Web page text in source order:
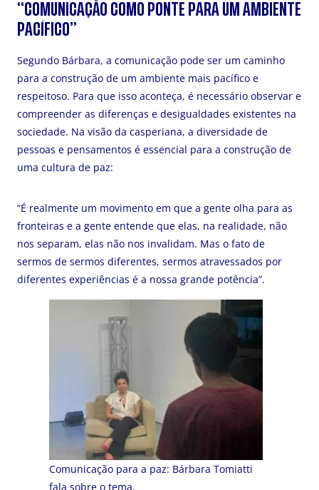
“COMUNICAÇÃO COMO PONTE PARA UM AMBIENTE
PACÍFICO”
Segundo Bárbara, a comunicação pode ser um caminho
para a construção de um ambiente mais pacífico e
respeitoso. Para que isso aconteça, é necessário observar e
compreender as diferenças e desigualdades existentes na
sociedade. Na visão da casperiana, a diversidade de
pessoas e pensamentos é essencial para a construção de
uma cultura de paz:
“É realmente um movimento em que a gente olha para as
fronteiras e a gente entende que elas, na realidade, não
nos separam, elas não nos invalidam. Mas o fato de
sermos de sermos diferentes, sermos atravessados por
diferentes experiências é a nossa grande potência”.
Comunicação para a paz: Bárbara Tomiatti
fala sobre o tema.